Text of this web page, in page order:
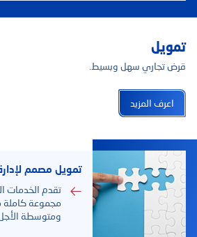
تمويل
قرض تجاري سهل وبسيط.
اعرف المزيد
تمويل مصمم
تقدم الخدمات
مجموعة كاملة
ومتوسطة